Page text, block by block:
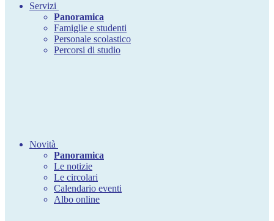
Servizi
Panoramica
Famiglie e studenti
Personale scolastico
Percorsi di studio
Novità
Panoramica
Le notizie
Le circolari
Calendario eventi
Albo online